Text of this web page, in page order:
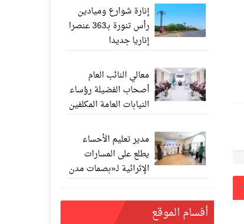
إنارة شوارع وميادين
رأس تنورة بـ363 عنصرا
إناريا جديدا
معالي النائب العام
أصحاب الفضيلة رؤساء
النيابات العامة المكلفين
حديثًا
مدير تعليم الأحساء
يطلع على المسارات
الإثرائية لـ«بصمات مدن
المستقبل 202
أفسام الموقع